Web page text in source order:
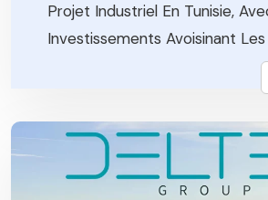
Projet Industriel En Tunisie,
Investissements Avoisinant